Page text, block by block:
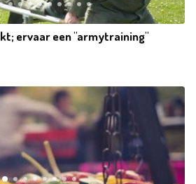
ervaar een "armytraining"